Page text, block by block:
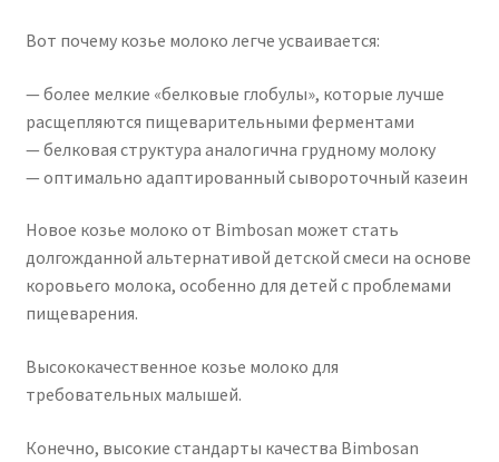
Вот почему козье молоко легче усваивается:
— более мелкие «белковые глобулы», которые лучше
расщепляются пищеварительными ферментами
— белковая структура аналогична грудному молоку
— оптимально адаптированный сывороточный казеин
Новое козье молоко от Bimbosan может стать
долгожданной альтернативой детской смеси на основе
коровьего молока, особенно для детей с проблемами
пищеварения.
Высококачественное козье молоко для
требовательных малышей.
Конечно, высокие стандарты качества Bimbosan